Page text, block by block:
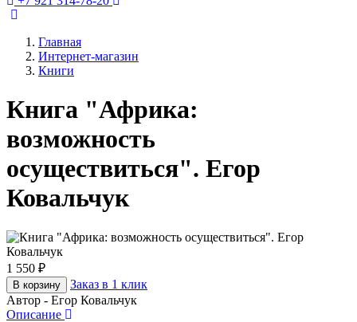
Главная
Интернет-магазин
Книги
Книга "Африка:
возможность
осуществиться". Егор
Ковальчук
1 550 ₽
В корзину
Заказ в 1 клик
Автор - Егор Ковальчук
Описание